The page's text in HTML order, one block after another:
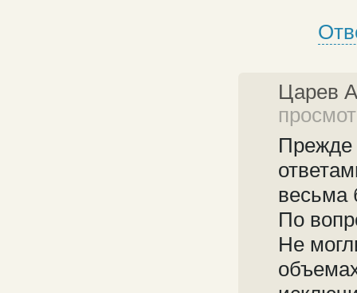
Царев
Прежде
весьма
По
Не